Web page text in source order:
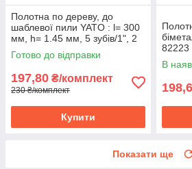
Полотна по дереву, до
шаблевої пили YATO : l= 300
мм, h= 1.45 мм, 5 зубів/1", 2
шт. YT-33920
Готово до відправки
197,80 ₴/комплект
230 ₴/комплект
Купити
82223
В
Показати ще